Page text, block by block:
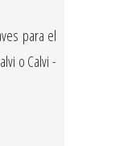
para el
o Calvi -